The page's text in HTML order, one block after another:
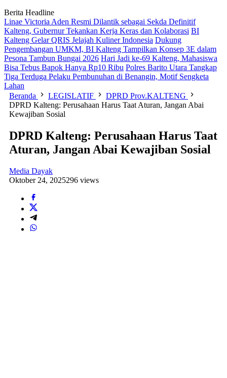
Berita Headline
Linae Victoria Aden Resmi Dilantik sebagai Sekda Definitif
Kalteng, Gubernur Tekankan Kerja Keras dan Kolaborasi BI
Kalteng Gelar QRIS Jelajah Kuliner Indonesia Dukung
Pengembangan UMKM, BI Kalteng Tampilkan Konsep 3E dalam
Pesona Tambun Bungai 2026 Hari Jadi ke-69 Kalteng, Mahasiswa
Bisa Tebus Bapok Hanya Rp10 Ribu Polres Barito Utara Tangkap
Tiga Terduga Pelaku Pembunuhan di Benangin, Motif Sengketa
Lahan
Beranda
LEGISLATIF
DPRD Prov.KALTENG
DPRD Kalteng: Perusahaan Harus Taat Aturan, Jangan Abai
Kewajiban Sosial
DPRD Kalteng: Perusahaan Harus Taat
Aturan, Jangan Abai Kewajiban Sosial
Media Dayak
Oktober 24, 2025296 views